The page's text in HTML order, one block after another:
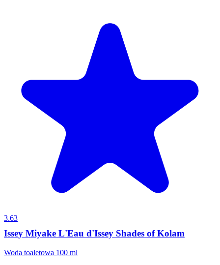
3.63
Issey Miyake L'Eau d'Issey Shades of Kolam
Woda toaletowa 100 ml